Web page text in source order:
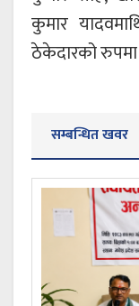
कुमार
ठेकेदारको रुपमा
सम्बन्धित खवर